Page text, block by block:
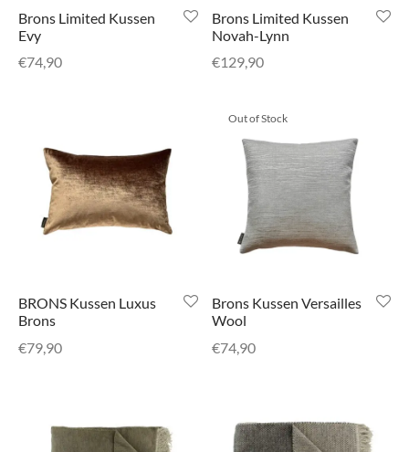
Brons Limited Kussen
Evy
€74,90
Brons Limited Kussen
Novah-Lynn
€129,90
BRONS Kussen Luxus
Brons
€79,90
Out of Stock
Brons Kussen Versailles
Wool
€74,90
Kussens
& Schalen
Policy